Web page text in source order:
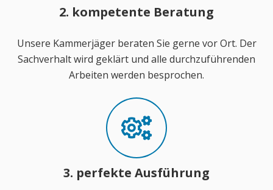
2. kompetente Beratung
Unsere Kammerjäger beraten Sie gerne vor Ort. Der
Sachverhalt wird geklärt und alle durchzuführenden
Arbeiten werden besprochen.
3. perfekte Ausführung